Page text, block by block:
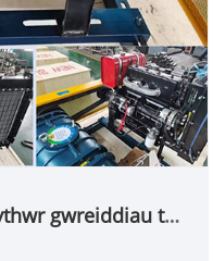
gwreiddiau tri